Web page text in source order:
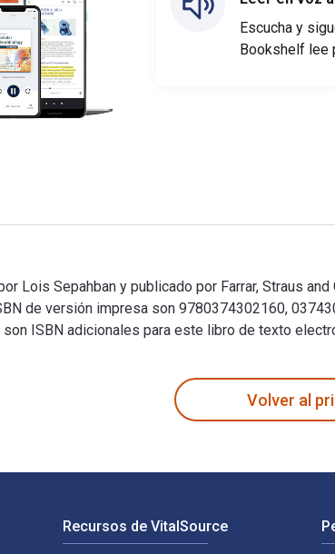
Escucha y
Bookshelf lee
Lois Sepahban y publicado por Farrar, Straus
de versión impresa son 9780374302160,
ISBN adicionales para este libro de texto
Volver al
Recursos de VitalSource